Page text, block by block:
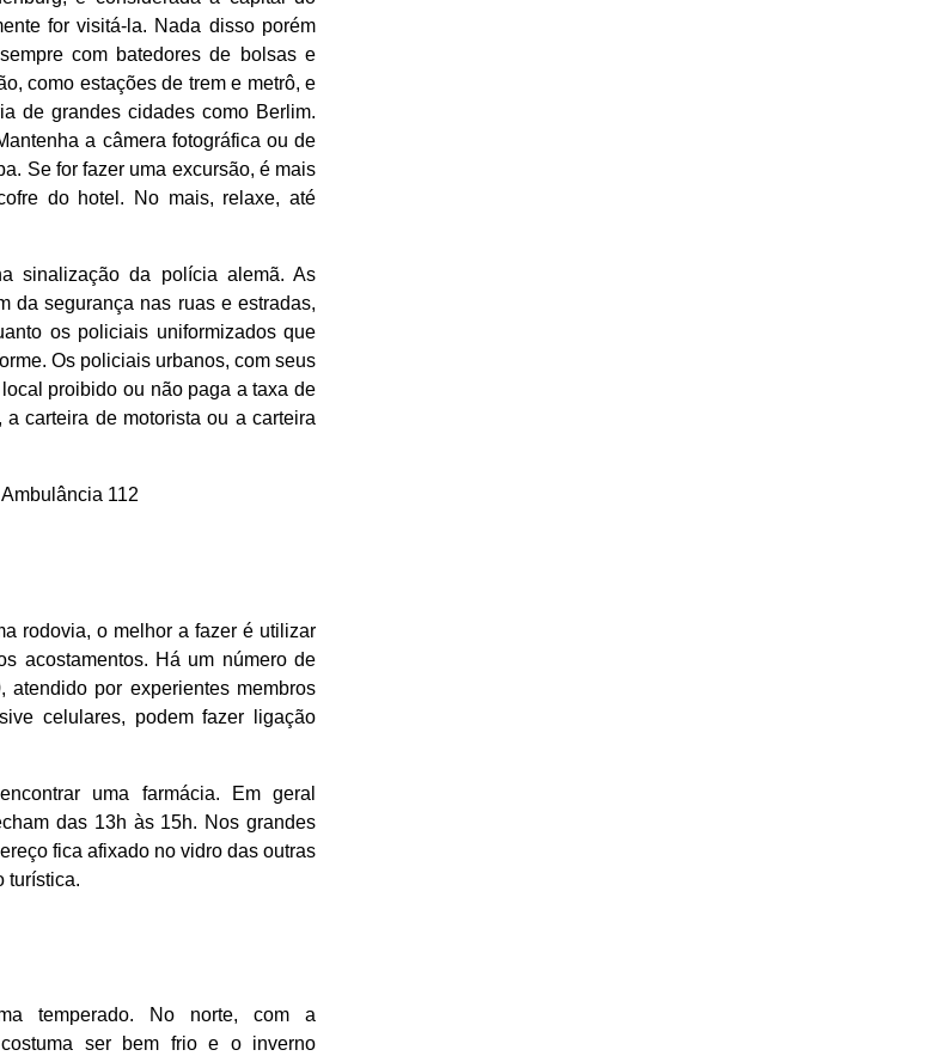
for visitá-la. Nada disso porém
com batedores de bolsas e
como estações de trem e metrô, e
de grandes cidades como Berlim.
a câmera fotográfica ou de
Se for fazer uma excursão, é mais
do hotel. No mais, relaxe, até
sinalização da polícia alemã. As
da segurança nas ruas e estradas,
os policiais uniformizados que
Os policiais urbanos, com seus
proibido ou não paga a taxa de
carteira de motorista ou a carteira
112
rodovia, o melhor a fazer é utilizar
acostamentos. Há um número de
por experientes membros
celulares, podem fazer ligação
uma farmácia. Em geral
das 13h às 15h. Nos grandes
fica afixado no vidro das outras
turística.
temperado. No norte, com a
ser bem frio e o inverno